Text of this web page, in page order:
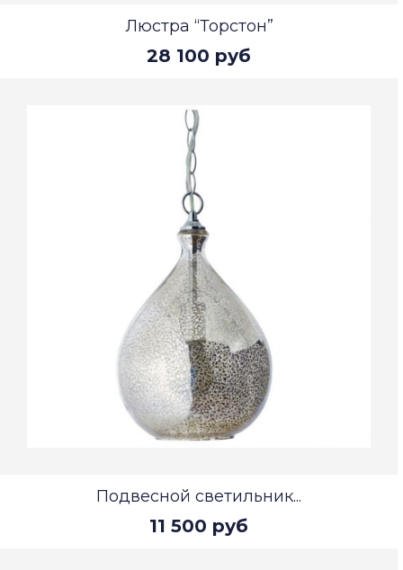
Люстра “Торстон”
28 100 руб
Подвесной светильник...
11 500 руб